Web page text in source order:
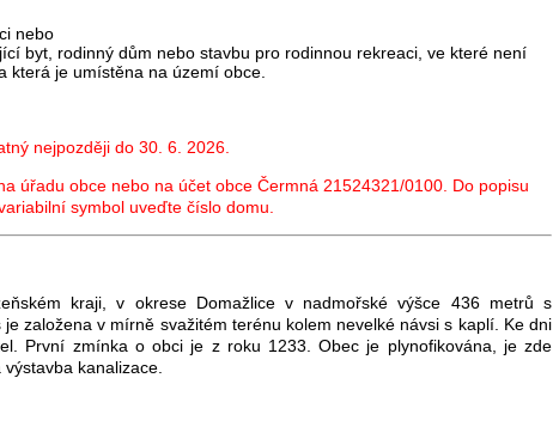
nebo
byt, rodinný dům nebo stavbu pro rodinnou rekreaci, ve které není
která je umístěna na území obce.
nejpozději do 30. 6. 2026.
úřadu obce nebo na účet obce Čermná 21524321/0100. Do popisu
symbol uveďte číslo domu.
kraji, v okrese Domažlice v nadmořské výšce 436 metrů s
je založena v mírně svažitém terénu kolem nevelké návsi s kaplí. Ke dni
První zmínka o obci je z roku 1233. Obec je plynofikována, je zde
kanalizace.